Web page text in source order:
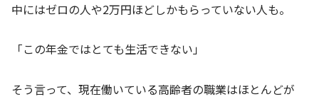
中にはゼロの人や2万円ほどしかもらっていない人も。
「この年金ではとても生活できない」
そう言って、現在働いている高齢者の職業はほとんどが